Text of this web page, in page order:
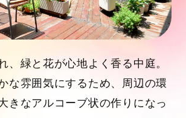
、緑と花が心地よく香る中庭。
な雰囲気にするため、周辺の環
きなアルコーブ状の作りになっ